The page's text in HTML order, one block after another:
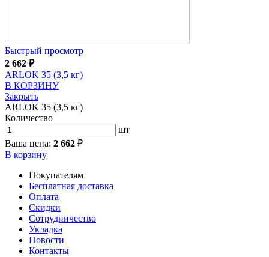
Быстрый просмотр
2 662 ₽
ARLOK 35 (3,5 кг)
В КОРЗИНУ
Закрыть
ARLOK 35 (3,5 кг)
Количество
шт
Ваша цена: 2 662 ₽
В корзину
Покупателям
Бесплатная доставка
Оплата
Скидки
Сотрудничество
Укладка
Новости
Контакты